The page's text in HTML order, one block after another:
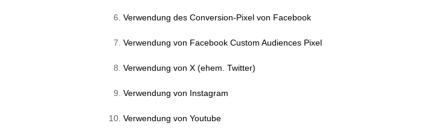
Verwendung des Conversion-Pixel von Facebook
Verwendung von Facebook Custom Audiences Pixel
Verwendung von X (ehem. Twitter)
Verwendung von Instagram
Verwendung von Youtube